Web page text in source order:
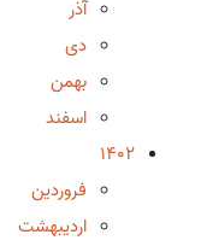
آذر
دی
بهمن
اسفند
1402
فروردین
اردیبهشت